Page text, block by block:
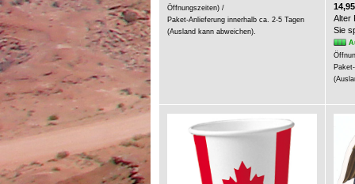
Öffnungszeiten) /
Paket-Anlieferung innerhalb ca. 2-5 Tagen
(Ausland kann abweichen).
Alter
Sie